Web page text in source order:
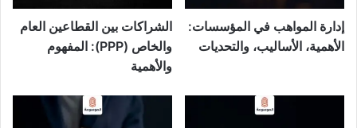
إدارة المواهب في المؤسسات:
الأهمية، الأساليب، والتحديات
الشراكات بين القطاعين العام
والخاص (PPP): المفهوم
والأهمية